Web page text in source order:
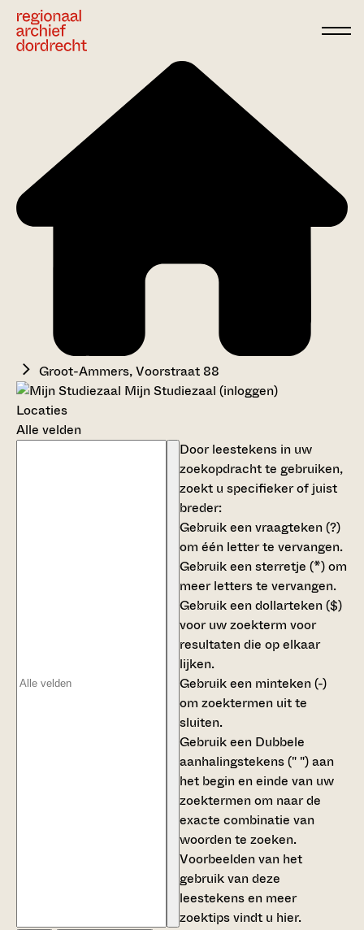
Groot-Ammers, Voorstraat 88
Mijn Studiezaal (inloggen)
Locaties
Alle velden
Door leestekens in uw
zoekopdracht te gebruiken,
zoekt u specifieker of juist
breder:
Gebruik eenvraagteken (?)
om één letter te vervangen.
Gebruik eensterretje (*)om
meer letters te vervangen.
Gebruik eendollarteken ($)
voor uw zoekterm voor
resultaten die op elkaar
lijken.
Gebruik een minteken (-)
om zoektermen uit te
sluiten.
Gebruik een Dubbele
aanhalingstekens (" ")aan
het begin en einde van uw
zoektermen om naar de
exacte combinatie van
woorden te zoeken.
Voorbeelden van het
gebruik van deze
leestekens en meer
zoektips vindt u hier.